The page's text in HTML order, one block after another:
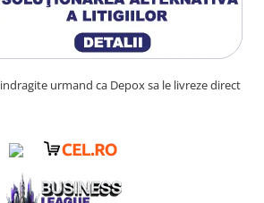
urmand ca Depox sa le livreze direct